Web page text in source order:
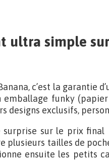
ultra simple
c’est la garantie
emballage funky
designs exclusifs,
surprise sur le prix
plusieurs tailles de
ensuite les petits